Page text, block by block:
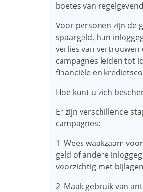
boetes van
Voor personen zijn de
spaargeld, hun
verlies van vertrouwen
campagnes leiden tot
financiële en
Hoe kunt u zich
Er zijn verschillende
campagnes:
1. Wees waakzaam
geld of andere
voorzichtig met
2. Maak gebruik van